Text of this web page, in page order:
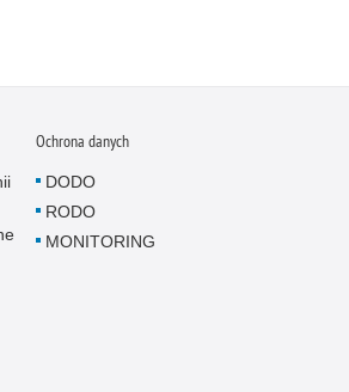
Ochrona danych
DODO
RODO
MONITORING